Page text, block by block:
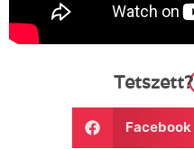
Tetszett?
Facebook